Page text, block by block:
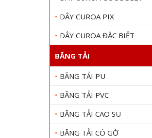
DÂY CUROA PIX
DÂY CUROA ĐẶC BIỆT
BĂNG TẢI
BĂNG TẢI PU
BĂNG TẢI PVC
BĂNG TẢI CAO SU
BĂNG TẢI CÓ GỜ